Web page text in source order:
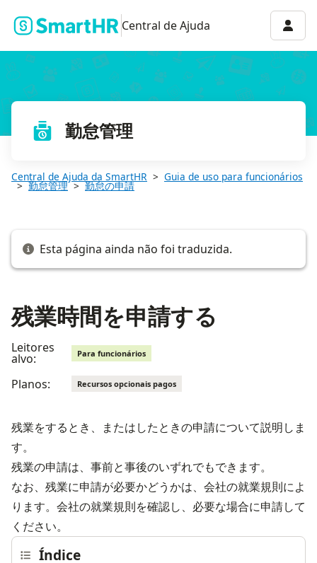
Central de Ajuda
勤怠管理
Central de Ajuda da SmartHR Guia de uso para funcionários
勤怠管理 勤怠の申請
Esta página ainda não foi traduzida.
残業時間を申請する
Leitores
alvo: Para funcionários
Planos: Recursos opcionais pagos
残業をするとき、またはしたときの申請について説明しま
す。
残業の申請は、事前と事後のいずれでもできます。
なお、残業に申請が必要かどうかは、会社の就業規則によ
ります。会社の就業規則を確認し、必要な場合に申請して
ください。
Índice